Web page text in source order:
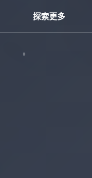
探索更多